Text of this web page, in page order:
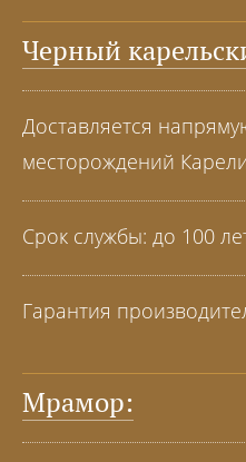
Черный
Доставляется
месторождений
Срок службы: до 100
Гарантия
Мрамор: